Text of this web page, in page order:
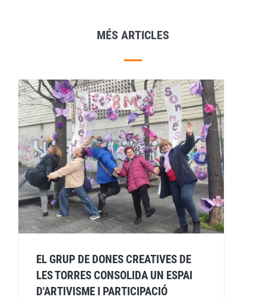
MÉS ARTICLES
EL GRUP DE DONES CREATIVES DE
LES TORRES CONSOLIDA UN ESPAI
D'ARTIVISME I PARTICIPACIÓ